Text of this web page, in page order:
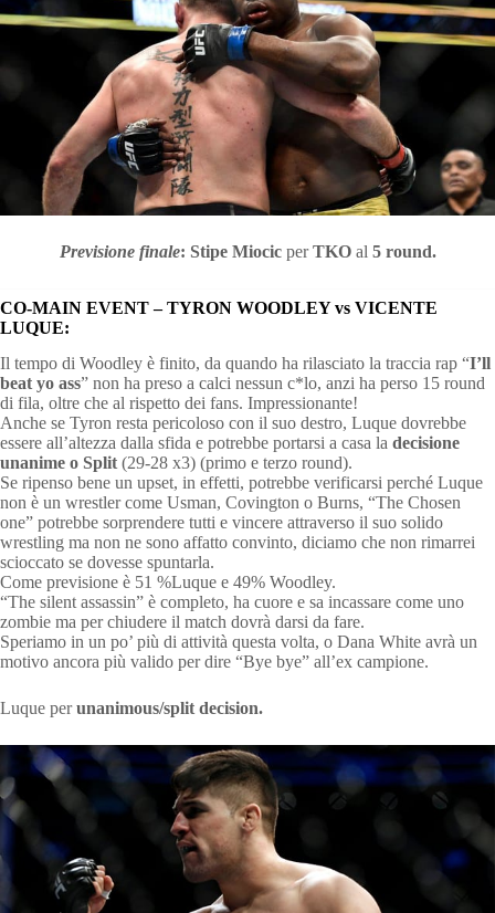
Previsione finale: Stipe MiocicperTKOal 5 round.
CO-MAIN EVENT – TYRON WOODLEY vs VICENTE
LUQUE:
Il tempo di Woodley è finito, da quando ha rilasciato la traccia rap “I’ll
beat yo ass” non ha preso a calci nessun c*lo, anzi ha perso 15 round
di fila, oltre che al rispetto dei fans. Impressionante!
Anche se Tyron resta pericoloso con il suo destro, Luque dovrebbe
essere all’altezza dalla sfida e potrebbe portarsi a casa la decisione
unanime o Split (29-28 x3) (primo e terzo round).
Se ripenso bene un upset, in effetti, potrebbe verificarsi perché Luque
non è un wrestler come Usman, Covington o Burns, “The Chosen
one” potrebbe sorprendere tutti e vincere attraverso il suo solido
wrestling ma non ne sono affatto convinto, diciamo che non rimarrei
scioccato se dovesse spuntarla.
Come previsione è 51 %Luque e 49% Woodley.
“The silent assassin” è completo, ha cuore e sa incassare come uno
zombie ma per chiudere il match dovrà darsi da fare.
Speriamo in un po’ più di attività questa volta, o Dana White avrà un
motivo ancora più valido per dire “Bye bye” all’ex campione.
Luque perunanimous/split decision.